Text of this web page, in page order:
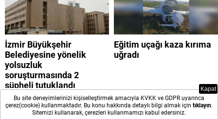
İzmir Büyükşehir
Belediyesine yönelik
yolsuzluk
soruşturmasında 2
şüpheli tutuklandı
Eğitim uçağı kaza kırıma
uğradı
Bu site deneyimlerinizi kişiselleştirmek amacıyla KVKK ve GDPR uyarınca
çerez(cookie) kullanmaktadır. Bu konu hakkında detaylı bilgi almak için tıklayın.
Sitemizi kullanarak, çerezleri kullanmamızı kabul edersiniz.
Kapat